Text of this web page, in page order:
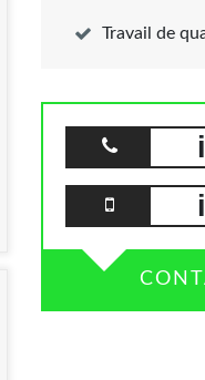
Travail de